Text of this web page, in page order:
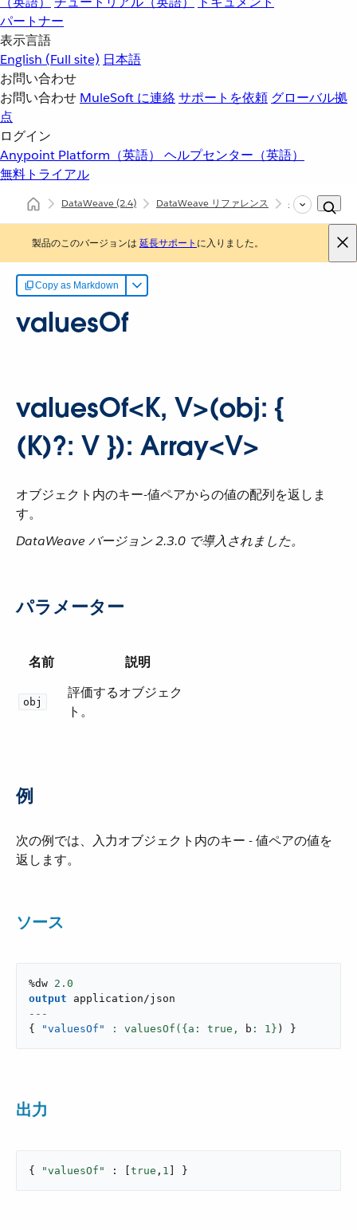
パートナー
表示言語
English (Full site) 日本語
お問い合わせ
お問い合わせ MuleSoft に連絡サポートを依頼 グローバル拠
点
ログイン
Anypoint Platform（英語） ヘルプセンター（英語）
無料トライアル
DataWeave(2.4) DataWeave リファレンス dw::Core
製品のこのバージョンは 延長サポート に入りました。
Copy as Markdown
valuesOf
valuesOf<K, V>(obj: {
(K)?: V }​): Array<V>
オブジェクト内のキー-値ペアからの値の配列を返しま
す。
DataWeave バージョン 2.3.0 で導入されました。
パラメーター
名前 説明
obj
評価するオブジェク
ト。
例
次の例では、入力オブジェクト内のキー - 値ペアの値を
返します。
ソース
%dw 2.0
output
application/json
---
{
"valuesOf" : valuesOf({a: true, b : 1 } ) }
出力
{ "valuesOf" : [ true , 1 ] }